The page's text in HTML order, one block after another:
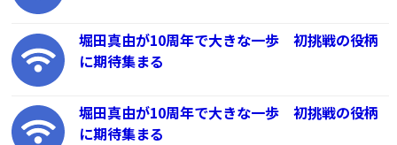
堀田真由が10周年で大きな一歩 初挑戦の役柄
に期待集まる
堀田真由が10周年で大きな一歩 初挑戦の役柄
に期待集まる